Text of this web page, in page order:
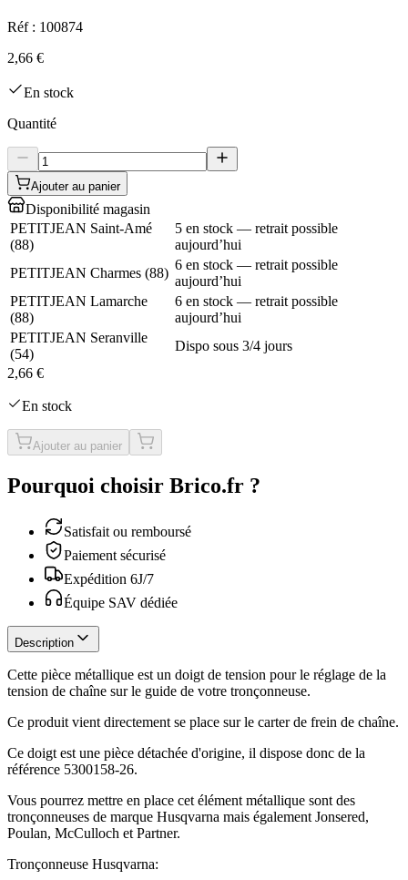
Réf : 100874
2,66 €
En stock
Quantité
Ajouter au panier
Disponibilité magasin
PETITJEAN Saint-Amé
(88)
5 en stock — retrait possible
aujourd’hui
PETITJEAN Charmes (88)
6 en stock — retrait possible
aujourd’hui
PETITJEAN Lamarche
(88)
6 en stock — retrait possible
aujourd’hui
PETITJEAN Seranville
(54)
Dispo sous 3/4 jours
2,66 €
En stock
Ajouter au panier
Pourquoi choisir Brico.fr ?
Satisfait ou remboursé
Paiement sécurisé
Expédition 6J/7
Équipe SAV dédiée
Description
Cette pièce métallique est un doigt de tension pour le réglage de la
tension de chaîne sur le guide de votre tronçonneuse.
Ce produit vient directement se place sur le carter de frein de chaîne.
Ce doigt est une pièce détachée d'origine, il dispose donc de la
référence 5300158-26.
Vous pourrez mettre en place cet élément métallique sont des
tronçonneuses de marque Husqvarna mais également Jonsered,
Poulan, McCulloch et Partner.
Tronçonneuse Husqvarna: